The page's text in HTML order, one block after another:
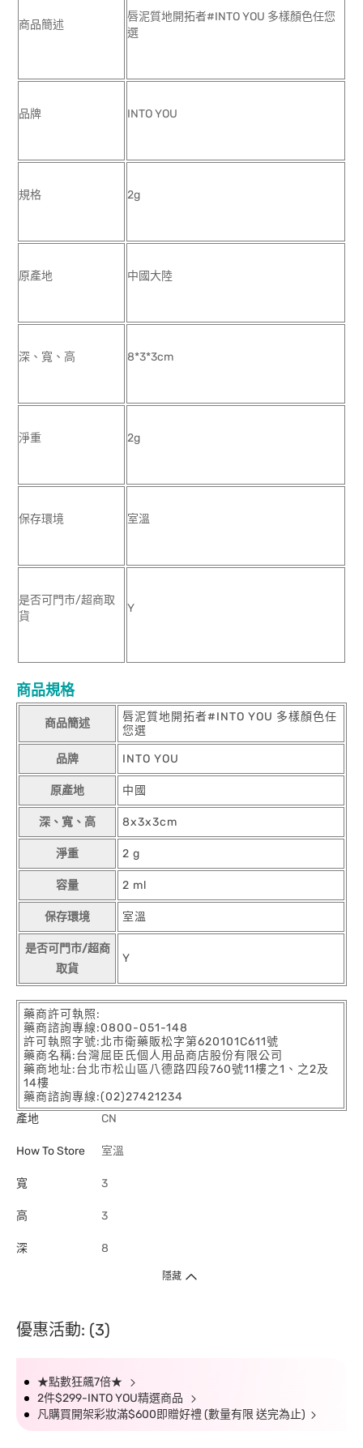
商品簡述
唇泥質地開拓者#INTO YOU 多樣顏色任您
選
品牌 INTO YOU
規格 2g
原產地 中國大陸
深、寬、高 8*3*3cm
淨重 2g
保存環境 室溫
是否可門市/超商取
貨
Y
商品規格
商品簡述
唇泥質地開拓者#INTO YOU 多樣顏色任
您選
品牌 INTO YOU
原產地 中國
深、寬、高 8x3x3cm
淨重 2 g
容量 2 ml
保存環境 室溫
是否可門市/超商
取貨
Y
藥商許可執照:
藥商諮詢專線:0800-051-148
許可執照字號:北市衛藥販松字第620101C611號
藥商名稱:台灣屈臣氏個人用品商店股份有限公司
藥商地址:台北市松山區八德路四段760號11樓之1、之2及
14樓
藥商諮詢專線:(02)27421234
產地
CN
How To Store 室溫
寬 3
高 3
深 8
隱藏
優惠活動: (3)
★點數狂飆7倍★
2件$299-INTO YOU精選商品
凡購買開架彩妝滿$600即贈好禮 (數量有限 送完為止)